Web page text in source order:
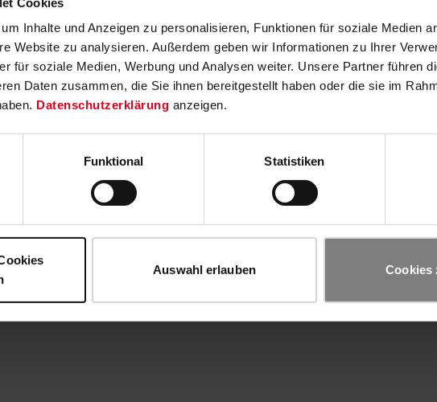
Inhalte und Anzeigen zu personalisieren, Funktionen für soziale Medien
Website zu analysieren. Außerdem geben wir Informationen zu Ihrer
für soziale Medien, Werbung und Analysen weiter. Unsere Partner führen
Daten zusammen, die Sie ihnen bereitgestellt haben oder die sie im
Datenschutzerklärung anzeigen.
Funktional Statistiken
Auswahl erlauben Cookies